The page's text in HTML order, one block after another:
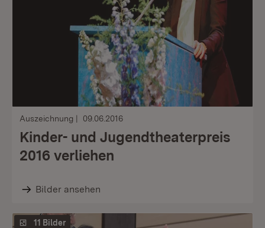
Auszeichnung 09.06.2016
Kinder- und Jugendtheaterpreis
2016 verliehen
Bilder ansehen
11 Bilder